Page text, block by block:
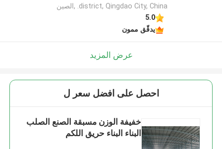
district, Qingdao City, China. ,الصين
5.0
يدقّق ممون
عرض المزيد
احصل على افضل سعر ل
خفيفة الوزن مسبقة الصنع الصلب
البناء البناء حريق اللكم